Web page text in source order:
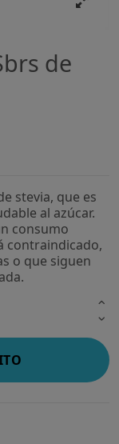
de
stevia, que es
al azúcar.
consumo
contraindicado,
o que siguen